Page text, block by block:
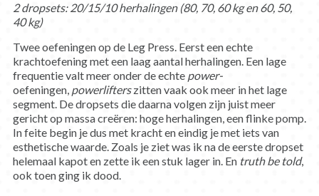
2 dropsets: 20/15/10 herhalingen (80, 70, 60 kg en 60, 50,
40 kg)
Twee oefeningen op de Leg Press. Eerst een echte
krachtoefening met een laag aantal herhalingen. Een lage
frequentie valt meer onder de echte power-
oefeningen, powerlifterszitten vaak ook meer in het lage
segment. De dropsets die daarna volgen zijn juist meer
gericht op massa creëren: hoge herhalingen, een flinke pomp.
In feite begin je dus met kracht en eindig je met iets van
esthetische waarde. Zoals je ziet was ik na de eerste dropset
helemaal kapot en zette ik een stuk lager in. En truth be told,
ook toen ging ik dood.